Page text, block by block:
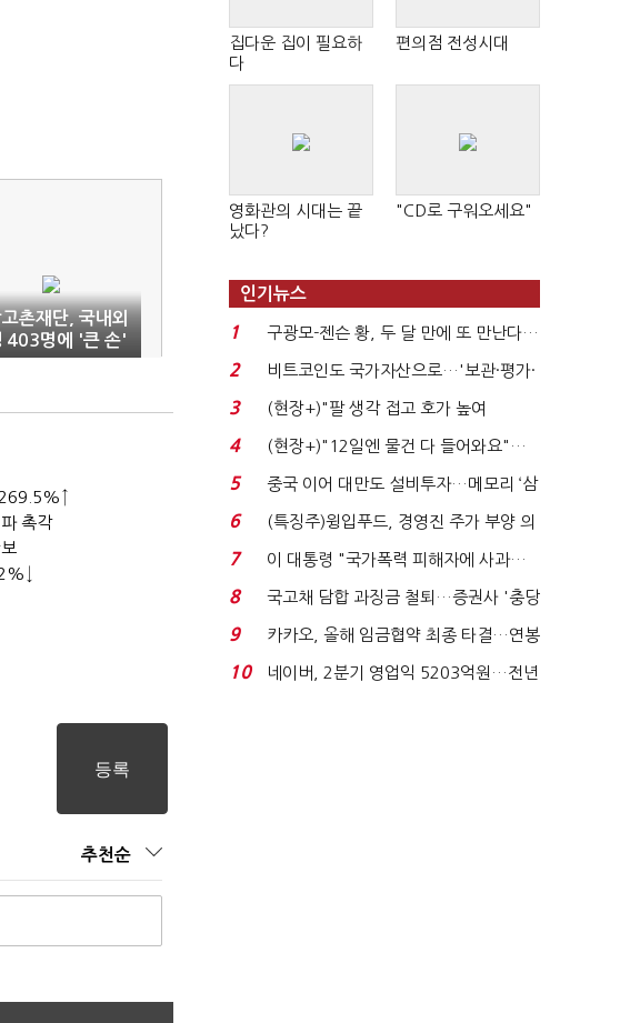
촌재단, 국내외
403명에 '큰 손'
촉각
추천순
집다운 집이 필요하
다
편의점 전성시대
영화관의 시대는 끝
났다?
"CD로 구워오세요"
인기뉴스
1
구광모-젠슨 황, 두 달 만에 또 만난다…
로봇·AI 등 논...
2
비트코인도 국가자산으로…'보관·평가·
처분' 기준은 ...
3
(현장+)"팔 생각 접고 호가 높여
요"…'덜 똘똘한 한 채' 20...
4
(현장+)"12일엔 물건 다 들어와요"…
빈 매대 채우며 문 연 ...
5
중국 이어 대만도 설비투자…메모리 ‘삼
국전쟁’
6
(특징주)윙입푸드, 경영진 주가 부양 의
지에 상한가...
7
이 대통령 "국가폭력 피해자에 사과…
적극적 조사로 진...
8
국고채 담합 과징금 철퇴…증권사 '충당
금 폭탄' 우려...
9
카카오, 올해 임금협약 최종 타결…연봉
6.3% 인상·격려...
10
네이버, 2분기 영업익 5203억원…전년